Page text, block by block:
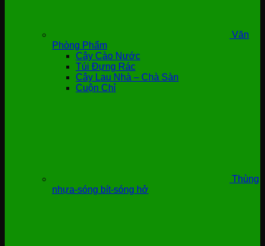
Văn
Phòng Phẩm
Cây Cào Nước
Túi Đựng Rác
Cây Lau Nhà – Chà Sàn
Cuộn Chỉ
Thùng
nhựa-sóng bít-sóng hở